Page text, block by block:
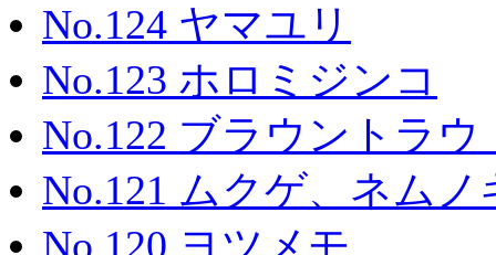
No.124 ヤマユリ
No.123 ホロミジンコ
No.122 ブラウントラウ
No.121 ムクゲ、ネム
No.120 ヨツメモ